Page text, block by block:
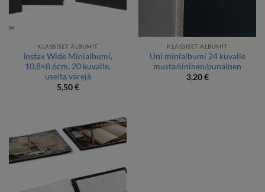
KLASSISET ALBUMIT
Instax Wide Minialbumi,
10,8×8,6cm, 20 kuvalle,
useita värejä
5,50€
KLASSISET ALBUMIT
Uni minialbumi 24 kuvalle
musta/sininen/punainen
3,20€